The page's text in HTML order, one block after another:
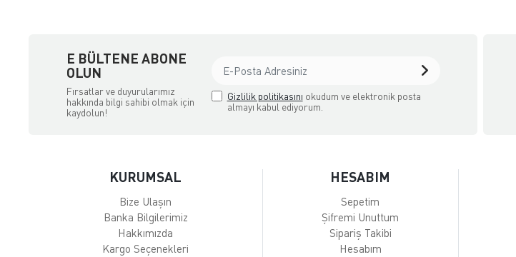
E BÜLTENE ABONE
OLUN
Fırsatlar ve duyurularımız
hakkında bilgi sahibi olmak için
kaydolun!
Gizlilik politikasını okudum ve elektronik posta
almayı kabul ediyorum.
KURUMSAL
Bize Ulaşın
Banka Bilgilerimiz
Hakkımızda
Kargo Seçenekleri
HESABIM
Sepetim
Şifremi Unuttum
Sipariş Takibi
Hesabım